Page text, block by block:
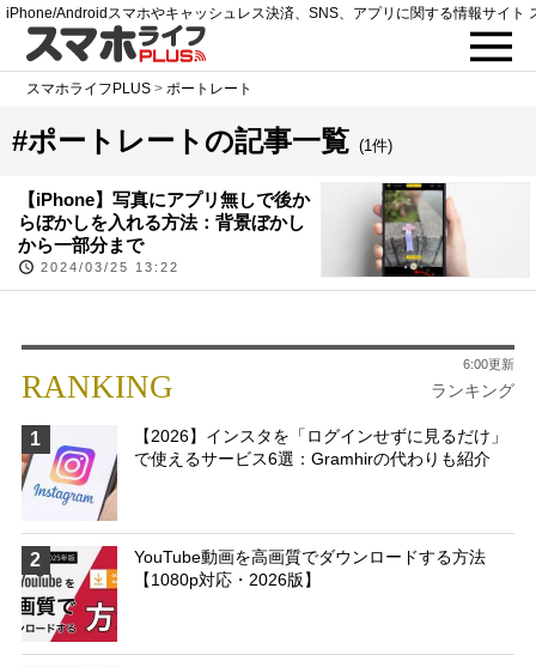
iPhone/Androidスマホやキャッシュレス決済、SNS、アプリに関する情報サイト
スマホライフPLUS >ポートレート
#ポートレートの記事一覧 (1件)
【iPhone】写真にアプリ無しで後か
らぼかしを入れる方法：背景ぼかし
から一部分まで
2024/03/25 13:22
RANKING ランキング
6:00更新
1
【2026】インスタを「ログインせずに見るだけ」
で使えるサービス6選：Gramhirの代わりも紹介
2
YouTube動画を高画質でダウンロードする方法
【1080p対応・2026版】